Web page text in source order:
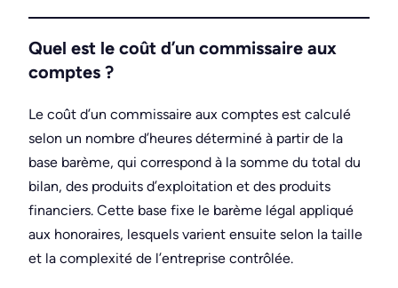
Quel est le coût d’un commissaire aux
comptes ?
Le coût d’un commissaire aux comptes est calculé
selon un nombre d’heures déterminé à partir de la
base barème, qui correspond à la somme du total du
bilan, des produits d’exploitation et des produits
financiers. Cette base fixe le barème légal appliqué
aux honoraires, lesquels varient ensuite selon la taille
et la complexité de l’entreprise contrôlée.